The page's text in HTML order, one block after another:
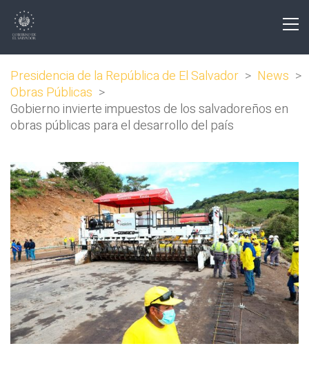
Presidencia de la República de El Salvador > News >
Obras Públicas >
Gobierno invierte impuestos de los salvadoreños en
obras públicas para el desarrollo del país